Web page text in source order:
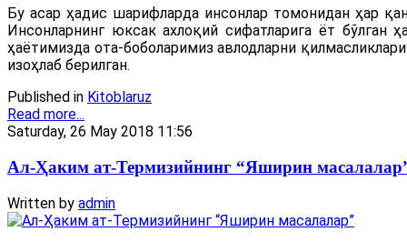
Бу асар ҳадис шарифларда инсонлар томонидан ҳар
Инсонларнинг юксак ахлоқий сифатларига ёт бўлган
ҳаётимизда ота-боболаримиз авлодларни
изоҳлаб берилган.
Published in Kitoblaruz
Read more...
Saturday, 26 May 2018 11:56
Ал-Ҳаким ат-Термизийнинг “Яширин
Written by admin